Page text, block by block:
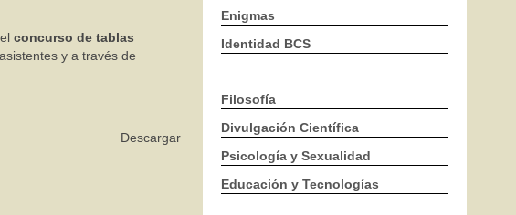
concurso de tablas
y a través de
Descargar
Enigmas
Identidad BCS
Filosofía
Divulgación Científica
Psicología y Sexualidad
Educación y Tecnologías